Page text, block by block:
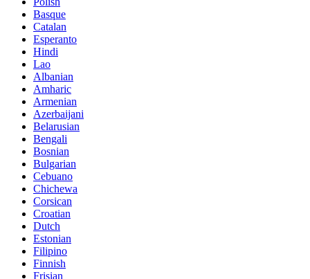
Basque
Catalan
Esperanto
Hindi
Lao
Albanian
Amharic
Armenian
Azerbaijani
Belarusian
Bengali
Bosnian
Bulgarian
Cebuano
Chichewa
Corsican
Croatian
Dutch
Estonian
Filipino
Finnish
Frisian